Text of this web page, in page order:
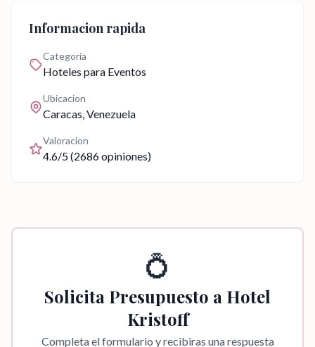
Informacion rapida
Categoria
Hoteles para Eventos
Ubicacion
Caracas, Venezuela
Valoracion
4.6/5 (2686opiniones)
💍
Solicita Presupuesto a Hotel
Kristoff
Completa el formulario y recibiras una respuesta